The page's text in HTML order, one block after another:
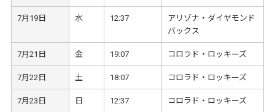
7月19日 水 12:37
アリゾナ・ダイヤモンド
バックス
7月21日 金 19:07 コロラド・ロッキーズ
7月22日 土 18:07 コロラド・ロッキーズ
7月23日 日 12:37 コロラド・ロッキーズ